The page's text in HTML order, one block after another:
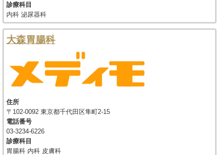
診療科目
内科 泌尿器科
大森胃腸科
住所
〒102-0092 東京都千代田区隼町2-15
電話番号
03-3234-6226
診療科目
胃腸科 内科 皮膚科